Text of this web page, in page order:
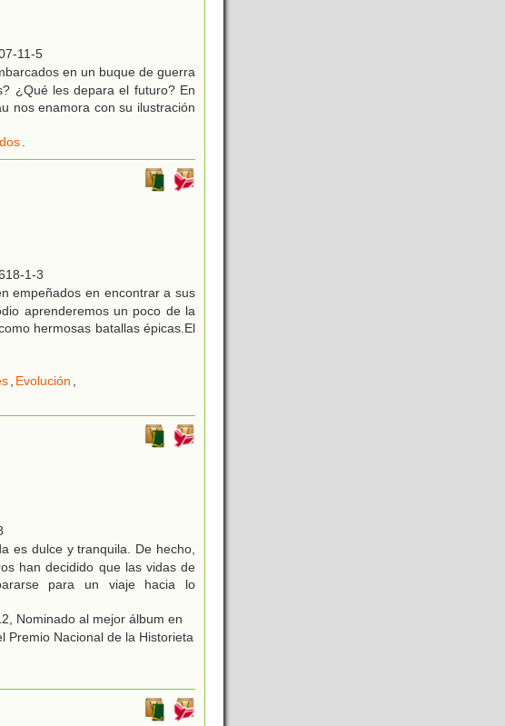
11-5
en un buque de guerra
¿Qué les depara el futuro? En
nos enamora con su ilustración
.
1-3
empeñados en encontrar a sus
aprenderemos un poco de la
hermosas batallas épicas.El
, Evolución ,
es dulce y tranquila. De hecho,
han decidido que las vidas de
para un viaje hacia lo
Nominado al mejor álbum en
Premio Nacional de la Historieta